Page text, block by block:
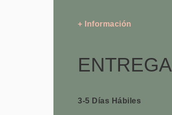
+ Información
ENTREGA
3-5 Días Hábiles